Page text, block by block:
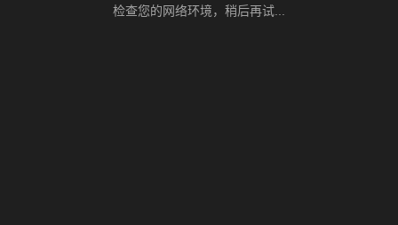
检查您的网络环境，稍后再试...